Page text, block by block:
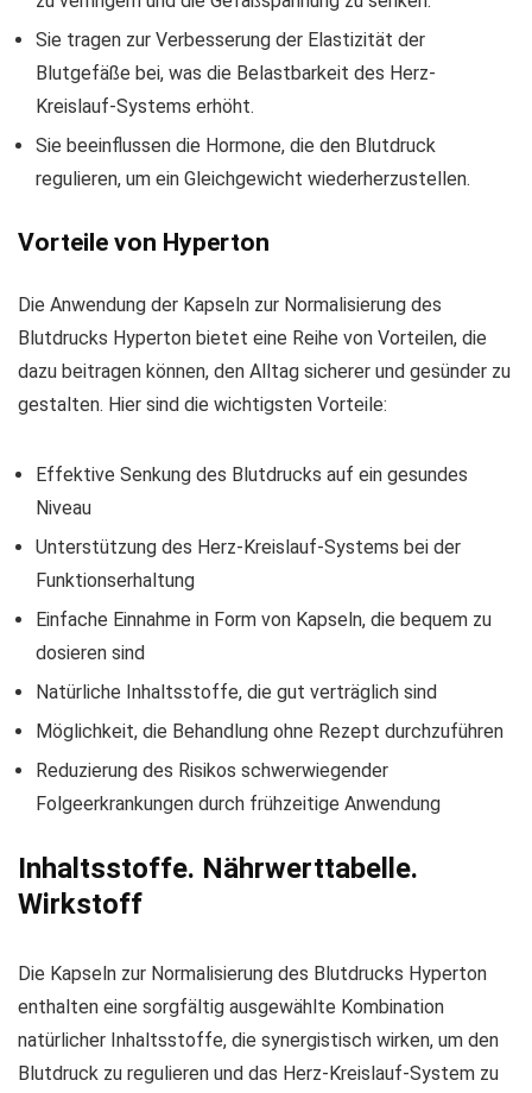
Sie tragen zur Verbesserung der Elastizität der
Blutgefäße bei, was die Belastbarkeit des Herz-
Kreislauf-Systems erhöht.
Sie beeinflussen die Hormone, die den Blutdruck
regulieren, um ein Gleichgewicht wiederherzustellen.
Vorteile von Hyperton
Die Anwendung der Kapseln zur Normalisierung des
Blutdrucks Hyperton bietet eine Reihe von Vorteilen, die
dazu beitragen können, den Alltag sicherer und gesünder zu
gestalten. Hier sind die wichtigsten Vorteile:
Effektive Senkung des Blutdrucks auf ein gesundes
Niveau
Unterstützung des Herz-Kreislauf-Systems bei der
Funktionserhaltung
Einfache Einnahme in Form von Kapseln, die bequem zu
dosieren sind
Natürliche Inhaltsstoffe, die gut verträglich sind
Möglichkeit, die Behandlung ohne Rezept durchzuführen
Reduzierung des Risikos schwerwiegender
Folgeerkrankungen durch frühzeitige Anwendung
Inhaltsstoffe. Nährwerttabelle.
Wirkstoff
Die Kapseln zur Normalisierung des Blutdrucks Hyperton
enthalten eine sorgfältig ausgewählte Kombination
natürlicher Inhaltsstoffe, die synergistisch wirken, um den
Blutdruck zu regulieren und das Herz-Kreislauf-System zu